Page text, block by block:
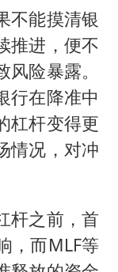
不能摸清银
推进，便不
险暴露。
行在降准中
杠杆变得更
情况，对冲
杆之前，首
，而MLF等